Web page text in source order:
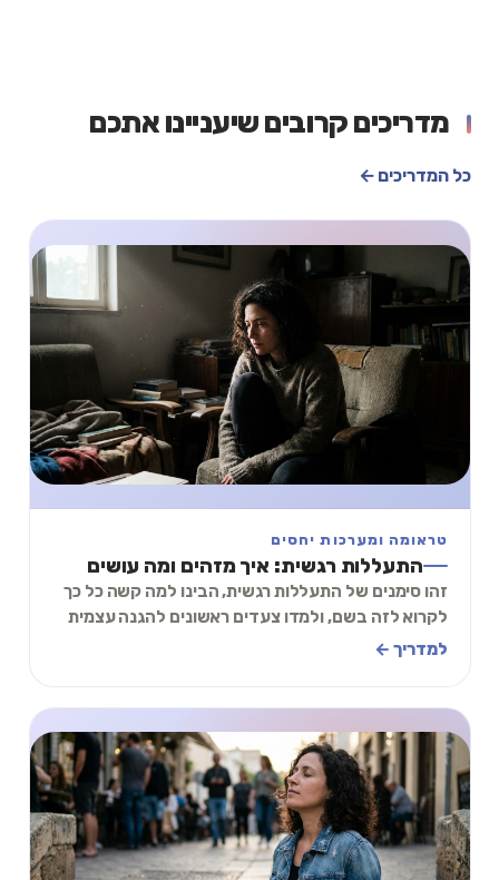
מדריכים קרובים שיעניינו אתכם
כל המדריכים ←
טראומה ומערכות יחסים
התעללות רגשית: איך מזהים ומה עושים
זהו סימנים של התעללות רגשית, הבינו למה קשה כל כך
לקרוא לזה בשם, ולמדו צעדים ראשונים להגנה עצמית
רגשית ויציאה מהערפל. קראו והתחזקו.
למדריך ←